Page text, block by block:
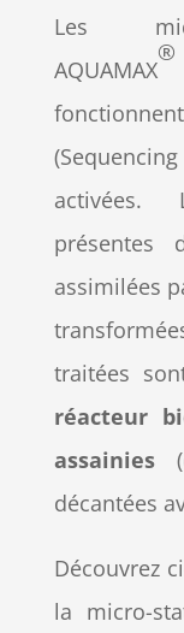
Les
AQUAMAX
®
activées.
présentes
assimilées
traitées
réacteur
assainies
décantées
Découvrez
la micro-